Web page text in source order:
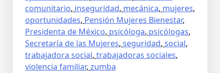
comunitario, inseguridad, mecánica, mujeres,
oportunidades, Pensión Mujeres Bienestar,
Presidenta de México, psicóloga, psicólogas,
Secretaría de las Mujeres, seguridad, social,
trabajadora social, trabajadoras sociales,
violencia familiar, zumba